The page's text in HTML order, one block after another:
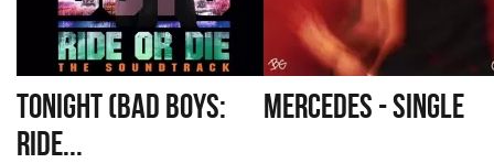
TONIGHT (BAD BOYS:
RIDE...
MERCEDES - SINGLE